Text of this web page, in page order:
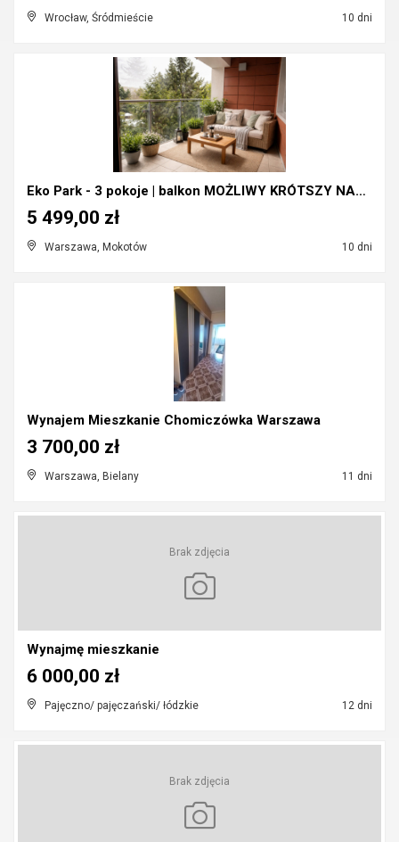
Wrocław, Śródmieście 10 dni
Eko Park - 3 pokoje | balkon MOŻLIWY KRÓTSZY NAJEM...
Warszawa, Mokotów 10 dni
5 499,00 zł
Wynajem Mieszkanie Chomiczówka Warszawa
Warszawa, Bielany 11 dni
3 700,00 zł
Brak zdjęcia
Wynajmę mieszkanie
Pajęczno/ pajęczański/ łódzkie 12 dni
6 000,00 zł
Brak zdjęcia